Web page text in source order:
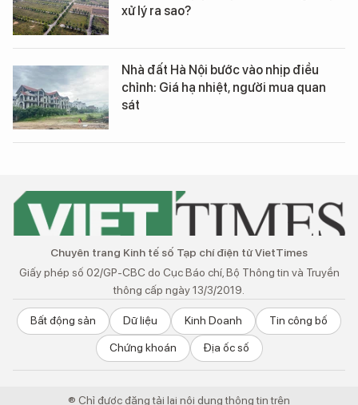
xử lý ra sao?
Nhà đất Hà Nội bước vào nhịp điều
chỉnh: Giá hạ nhiệt, người mua quan
sát
Chuyên trang Kinh tế số Tạp chí điện tử VietTimes
Giấy phép số 02/GP-CBC do Cục Báo chí, Bộ Thông tin và Truyền
thông cấp ngày 13/3/2019.
Bất động sản Dữ liệu Kinh Doanh Tin công bố
Chứng khoán Địa ốc số
® Chỉ được đăng tải lại nội dung thông tin trên